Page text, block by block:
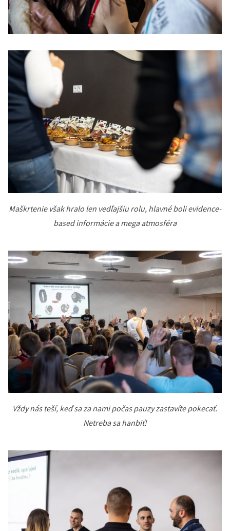
Maškrtenie však hralo len vedľajšiu rolu, hlavné boli evidence-
based informácie a mega atmosféra
Vždy nás teší, keď sa za nami počas pauzy zastavíte pokecať.
Netreba sa hanbiť!